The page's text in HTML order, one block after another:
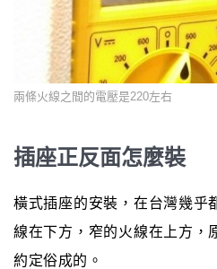
兩條火線之間的電壓是220左右
插座正反面怎麼裝
橫式插座的安裝，在台灣幾乎
線在下方，窄的火線在上方，
約定俗成的。